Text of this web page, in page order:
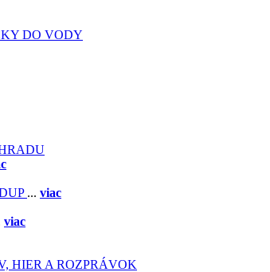
DO VODY
... viac
viac
HIER A ROZPRÁVOK